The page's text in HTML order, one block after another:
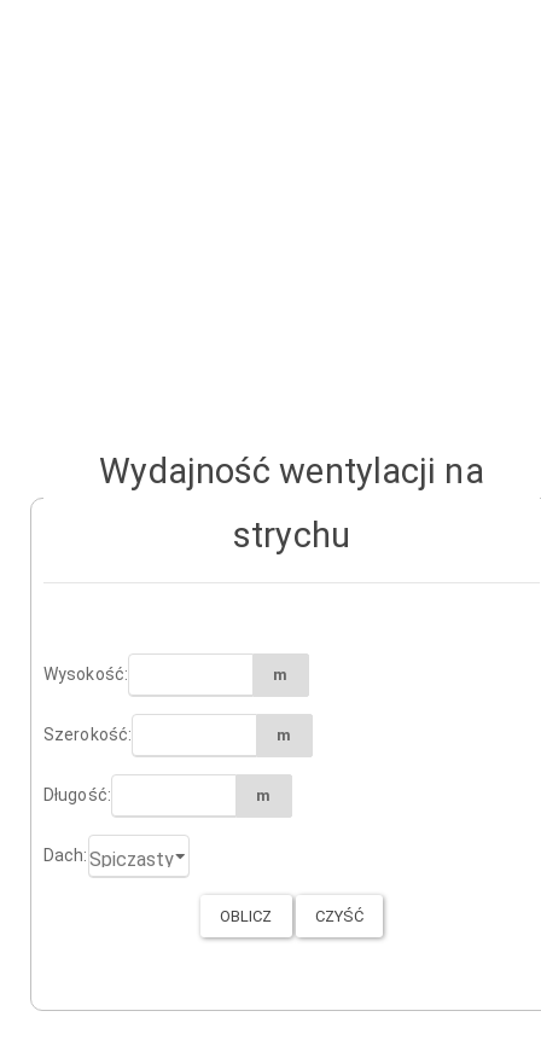
Wydajność wentylacji na
strychu
Wysokość: m
Szerokość: m
Długość: m
Dach: